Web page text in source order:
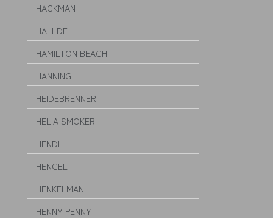
HACKMAN
HALLDE
HAMILTON BEACH
HANNING
HEIDEBRENNER
HELIA SMOKER
HENDI
HENGEL
HENKELMAN
HENNY PENNY